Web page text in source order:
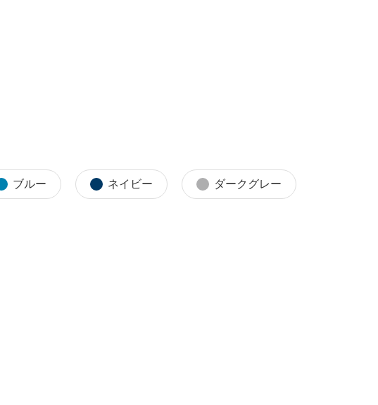
ブルー ネイビー ダークグレー